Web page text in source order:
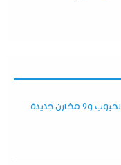
“صابة” قياسية في إنتاج الحبوب و9 مخازن جديدة